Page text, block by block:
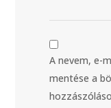
A nevem, e-
mentése a